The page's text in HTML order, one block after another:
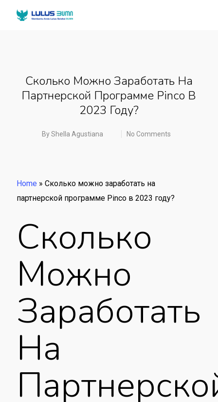
Сколько Можно Заработать На
Партнерской Программе Pinco В
2023 Году?
ByShella Agustiana No Comments
Home » Сколько можно заработать на
партнерской программе Pinco в 2023 году?
Сколько
Можно
Заработать
На